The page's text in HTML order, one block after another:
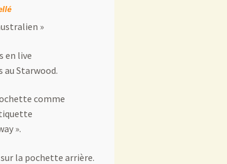
»
en live
au Starwood.
comme
».
la pochette arrière.